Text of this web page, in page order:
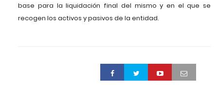
base para la liquidación final del mismo y en el que se
recogen los activos y pasivos de la entidad.